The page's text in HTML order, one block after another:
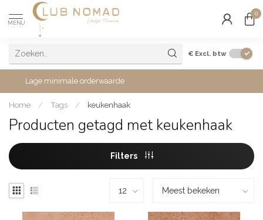
MENU
0
€ Excl. btw
Lage minimale orderwaarde
Home / Tags / keukenhaak
Producten getagd met keukenhaak
Filters